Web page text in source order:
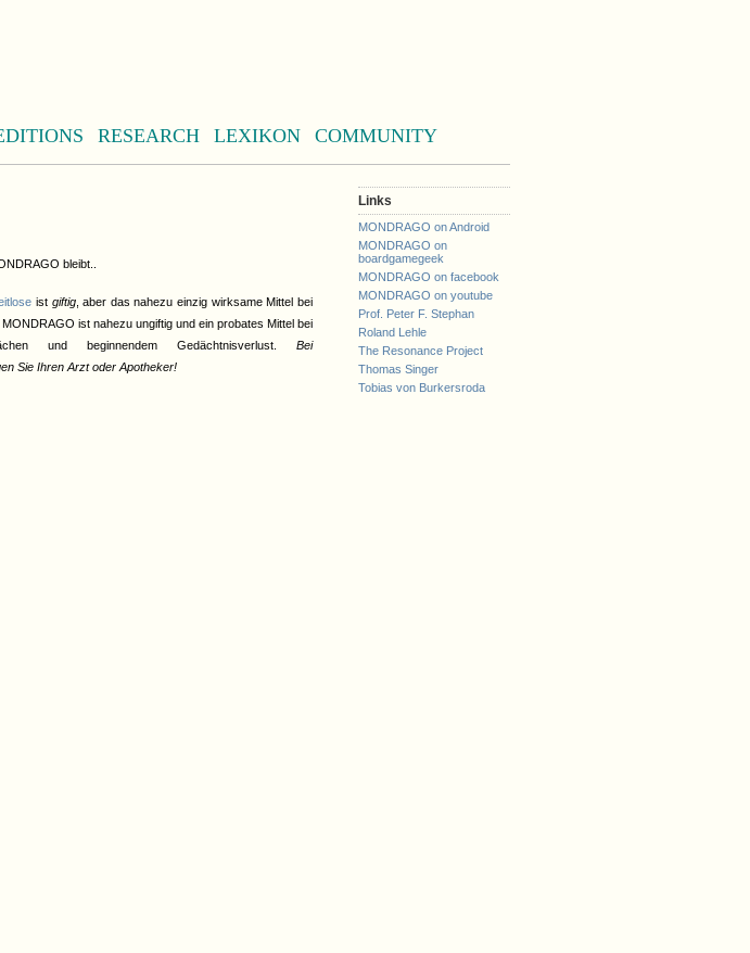
RESEARCH LEXIKON COMMUNITY
bleibt..
ist giftig, aber das nahezu einzig wirksame Mittel bei
ist nahezu ungiftig und ein probates Mittel bei
und beginnendem Gedächtnisverlust. Bei
Sie Ihren Arzt oder Apotheker!
Links
MONDRAGO on Android
MONDRAGO on
boardgamegeek
MONDRAGO on facebook
MONDRAGO on youtube
Prof. Peter F. Stephan
Roland Lehle
The Resonance Project
Thomas Singer
Tobias von Burkersroda